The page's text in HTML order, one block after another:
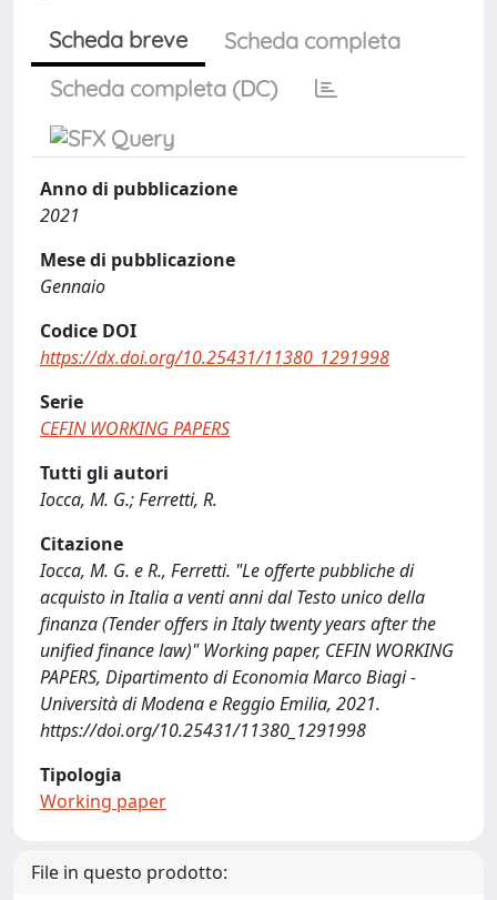
Scheda breve
Scheda completa
Scheda completa (DC)
Anno di pubblicazione
2021
Mese di pubblicazione
Gennaio
Codice DOI
https://dx.doi.org/10.25431/11380_1291998
Serie
CEFIN WORKING PAPERS
Tutti gli autori
Iocca, M. G.; Ferretti, R.
Citazione
Iocca, M. G. e R., Ferretti. "Le offerte pubbliche di
acquisto in Italia a venti anni dal Testo unico della
finanza (Tender offers in Italy twenty years after the
unified finance law)" Working paper, CEFIN WORKING
PAPERS, Dipartimento di Economia Marco Biagi -
Università di Modena e Reggio Emilia, 2021.
https://doi.org/10.25431/11380_1291998
Tipologia
Working paper
File in questo prodotto: